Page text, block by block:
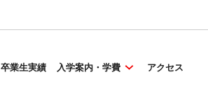
卒業生実績 入学案内・学費 アクセス